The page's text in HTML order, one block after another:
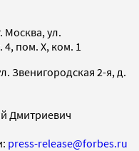
Москва, ул.
4, пом. X, ком. 1
Звенигородская 2-я, д.
Дмитриевич
press-release@forbes.ru